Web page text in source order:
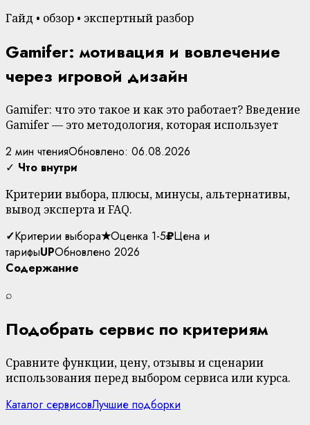
Гайд • обзор • экспертный разбор
Gamifer: мотивация и вовлечение
через игровой дизайн
Gamifer: что это такое и как это работает? Введение
Gamifer — это методология, которая использует
2 мин чтенияОбновлено: 06.08.2026
✓ Что внутри
Критерии выбора, плюсы, минусы, альтернативы,
вывод эксперта и FAQ.
✓Критерии выбора★Оценка 1-5₽Цена и
тарифыUPОбновлено 2026
Содержание
⌕
Подобрать сервис по критериям
Сравните функции, цену, отзывы и сценарии
использования перед выбором сервиса или курса.
Каталог сервисовЛучшие подборки